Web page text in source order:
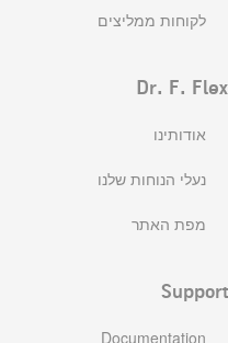
לקוחות ממליצים
Dr. F. Flex
אודותינו
נעלי הנוחות שלנו
מפת האתר
Support
Documentation